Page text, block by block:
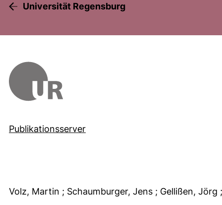
Universität Regensburg
Publikationsserver
Volz, Martin ; Schaumburger, Jens ; Gellißen, Jörg